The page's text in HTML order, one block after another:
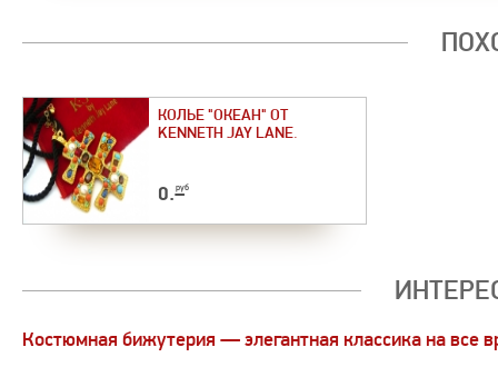
КОЛЬЕ "ОКЕАН" ОТ
KENNETH JAY LANE.
0.–руб
Костюмная бижутерия — элегантная классика на все